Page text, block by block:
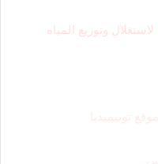
وتوزيع المياه
تونيميديا